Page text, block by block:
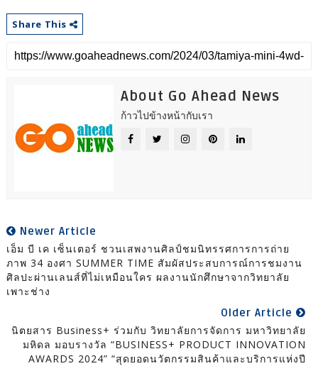
Share This
About Go Ahead News
ก้าวไปข้างหน้ากับเรา
Newer Article
เอ็ม บี เค เซ็นเตอร์ ชวนเสพงานศิลป์ชมนิทรรศการการถ่าย
ภาพ 34 องศา SUMMER TIME สัมผัสประสบการณ์การชมงาน
ศิลปะผ่านเลนส์ที่ไม่เหมือนใคร ผลงานนักศึกษาจากวิทยาลัย
เพาะช่าง
Older Article
นิตยสาร Business+ ร่วมกับ วิทยาลัยการจัดการ มหาวิทยาลัย
มหิดล มอบรางวัล “BUSINESS+ PRODUCT INNOVATION
AWARDS 2024” “สุดยอดนวัตกรรมสินค้าและบริการแห่งปี